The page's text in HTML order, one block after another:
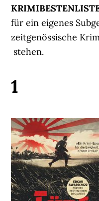
für ein eigenes
zeitgenössische
stehen.
1